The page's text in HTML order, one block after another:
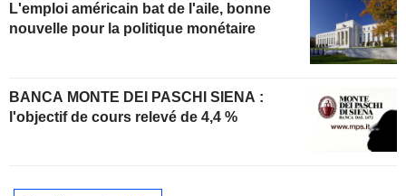
L'emploi américain bat de l'aile, bonne
nouvelle pour la politique monétaire
BANCA MONTE DEI PASCHI SIENA :
l'objectif de cours relevé de 4,4 %